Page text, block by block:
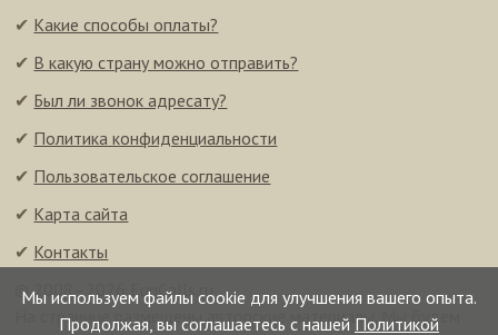
Мы используем файлы cookie для улучшения вашего опыта.
Продолжая, вы соглашаетесь с нашей Политикой
✔ Какие способы оплаты?
✔ В какую страну можно отправить?
✔ Был ли звонок адресату?
✔ Политика конфиденциальности
✔ Пользовательское соглашение
✔ Карта сайта
✔ Контакты
© 2008–2026 FunCalls.ru
На странице размещены авторские материалы. Мы будем